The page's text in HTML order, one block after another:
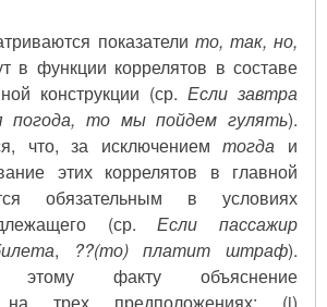
показатели то, так, но,
в функции коррелятов в составе
конструкции (ср. Если завтра
погода, то мы пойдем гулять).
что, за исключениемтогда и
этих коррелятов в главной
обязательным в условиях
(ср. Если пассажир
, ??(то) платит штраф).
этому факту объяснение
на трех предположениях: (i)